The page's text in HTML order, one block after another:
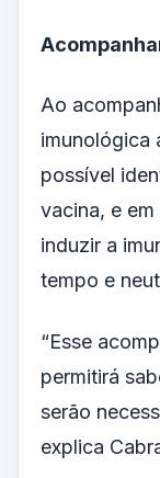
Ao
imunológica
possível
vacina, e
induzir a
tempo e
“Esse
permitirá
serão
explica